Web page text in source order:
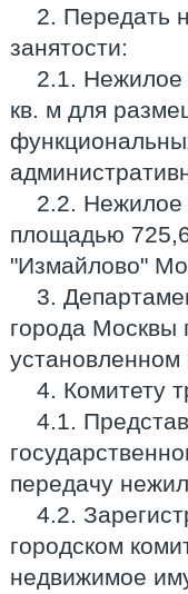
2. Передать
занятости:
2.1.
кв. м для
2.2. Нежилое
площадью
"Измайлово"
3.
города Москвы
установленном
4. Комитету
4.1.
передачу
4.2.
городском
недвижимое